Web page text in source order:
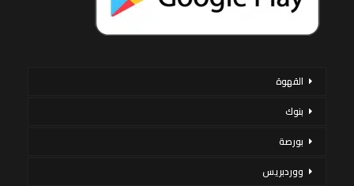
القهوة
بنوك
بورصة
ووردبريس